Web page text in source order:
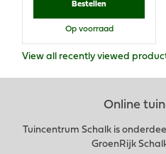
Bestellen
Op voorraad
View all recently viewed
Online
Tuincentrum Schalk is
GroenRijk